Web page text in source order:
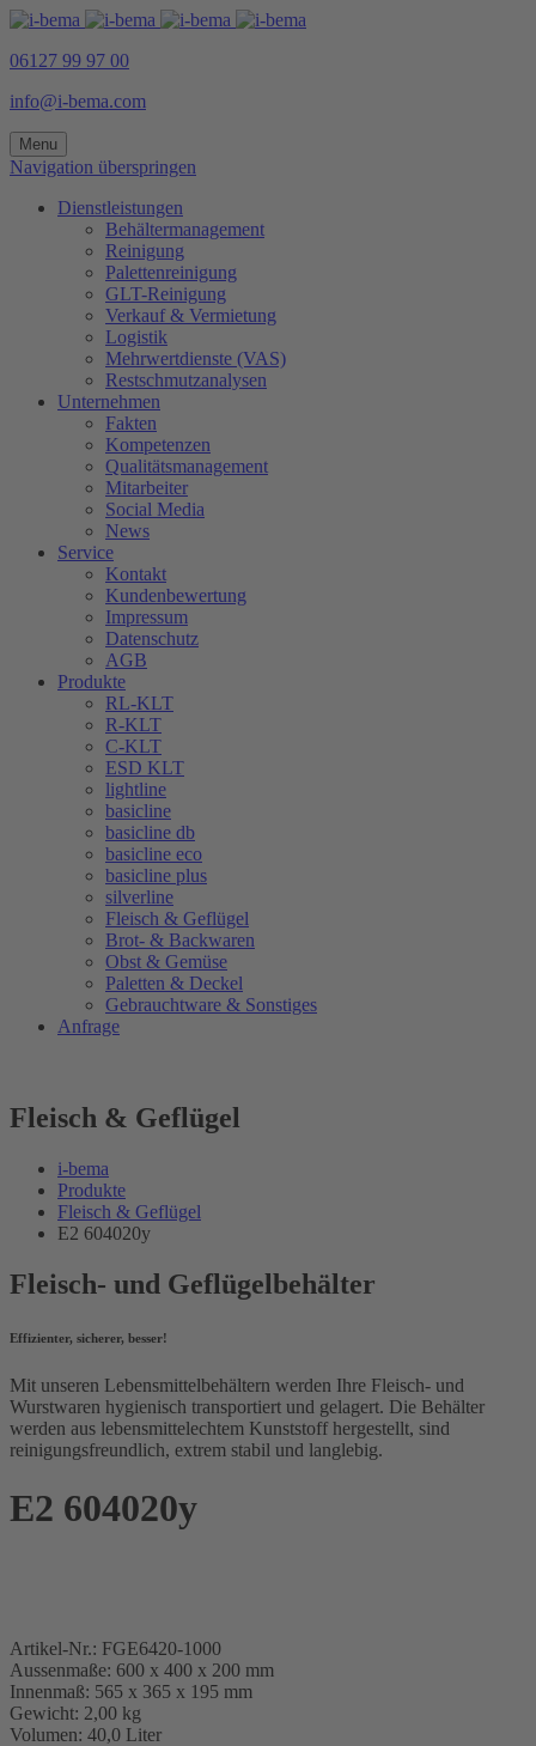
06127 99 97 00
info@i-bema.com
Menu
Navigation überspringen
Dienstleistungen
Behältermanagement
Reinigung
Palettenreinigung
GLT-Reinigung
Verkauf & Vermietung
Logistik
Mehrwertdienste (VAS)
Restschmutzanalysen
Unternehmen
Fakten
Kompetenzen
Qualitätsmanagement
Mitarbeiter
Social Media
News
Service
Kontakt
Kundenbewertung
Impressum
Datenschutz
AGB
Produkte
RL-KLT
R-KLT
C-KLT
ESD KLT
lightline
basicline
basicline db
basicline eco
basicline plus
silverline
Fleisch & Geflügel
Brot- & Backwaren
Obst & Gemüse
Paletten & Deckel
Gebrauchtware & Sonstiges
Anfrage
Fleisch & Geflügel
i-bema
Produkte
Fleisch & Geflügel
E2 604020y
Fleisch- und Geflügelbehälter
Effizienter, sicherer, besser!
Mit unseren Lebensmittelbehältern werden Ihre Fleisch- und
Wurstwaren hygienisch transportiert und gelagert. Die Behälter
werden aus lebensmittelechtem Kunststoff hergestellt, sind
reinigungsfreundlich, extrem stabil und langlebig.
E2 604020y
Artikel-Nr.: FGE6420-1000
Aussenmaße: 600 x 400 x 200 mm
Innenmaß: 565 x 365 x 195 mm
Gewicht: 2,00 kg
Volumen: 40,0 Liter